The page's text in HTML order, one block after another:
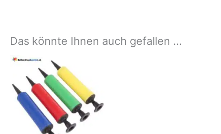
Das könnte Ihnen auch gefallen …